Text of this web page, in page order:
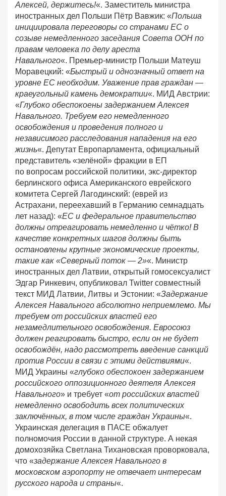
Алексей, держитесь!«. Заместитель министра
иностранных дел Польши Пётр Вавжик: «Польша
инициировала переговоры со странами ЕС о
созыве немедленного заседания Совета ООН по
правам человека по делу ареста
Навального«. Премьер-министр Польши Матеуш
Моравецкий: «Быстрый и однозначный ответ на
уровне ЕС необходим. Уважение прав граждан —
краеугольный камень демократии«. МИД Австрии:
«Глубоко обеспокоены задержанием Алексея
Навального. Требуем его немедленного
освобождения и проведения полного и
независимого расследования нападения на его
жизнь«. Депутат Европарламента, официальный
представитель «зелёной» фракции в ЕП
по вопросам российской политики, экс-директор
берлинского офиса Американского еврейского
комитета Сергей Лагодинский: (еврей из
Астрахани, переехавший в Германию семнадцать
лет назад): «ЕС и федеральное правительство
должны отреагировать немедленно и чётко! В
качестве конкретных шагов должны быть
остановлены крупные экономические проекты,
такие как «Северный поток — 2»«. Министр
иностранных дел Латвии, открытый гомосексуалист
Эдгар Ринкевич, опубликовал Twitter совместный
текст МИД Латвии, Литвы и Эстонии: «Задержание
Алексея Навального абсолютно неприемлемо. Мы
требуем от российских властей его
незамедлительного освобождения. Евросоюз
должен реагировать быстро, если он не будет
освобождён, надо рассмотреть введение санкций
против России в связи с этими действиями«.
МИД Украины «глубоко обеспокоен задержанием
российского оппозиционного деятеля Алексея
Навального» и требует «от российских властей
немедленно освободить всех политических
заключённых, в том числе граждан Украины«.
Украинская делегация в ПАСЕ обжалует
полномочия России в данной структуре. А некая
домохозяйка Светлана Тихановская проворковала,
что «задержание Алексея Навального в
московском аэропорту не отвечает интересам
русского народа и страны«.